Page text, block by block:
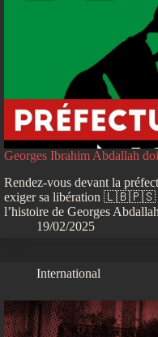
Georges Ibrahim Abdallah
Rendez-vous devant la
exiger sa libération 🇱🇧🇵🇸
l’histoire de Georges
19/02/2025
International